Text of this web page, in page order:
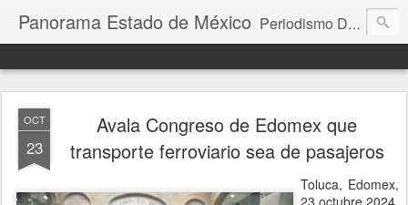
Panorama Estado de México Periodismo Digital
OCT
23
Avala Congreso de Edomex que
transporte ferroviario sea de pasajeros
Toluca, Edomex,
23 octubre 2024.